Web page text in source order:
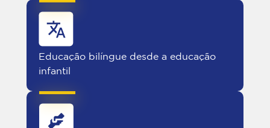
Educação bilíngue desde a educação
infantil